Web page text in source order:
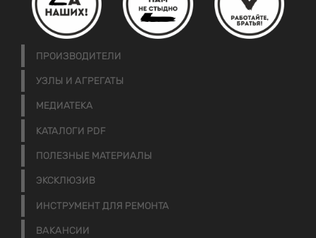
ПРОИЗВОДИТЕЛИ
УЗЛЫ И АГРЕГАТЫ
МЕДИАТЕКА
КАТАЛОГИ PDF
ПОЛЕЗНЫЕ МАТЕРИАЛЫ
ЭКСКЛЮЗИВ
ИНСТРУМЕНТ ДЛЯ РЕМОНТА
ВАКАНСИИ